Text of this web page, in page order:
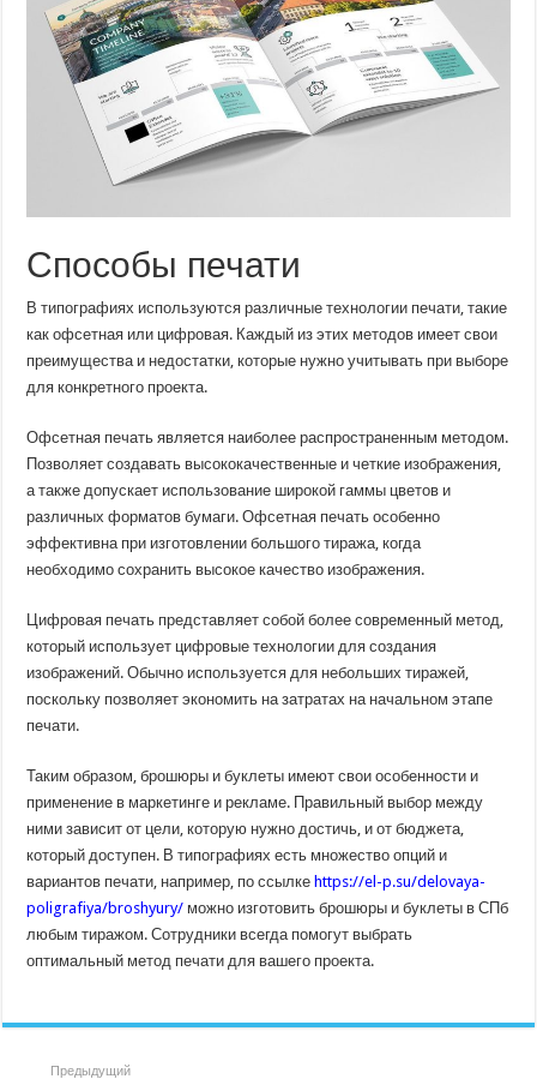
Способы печати
В типографиях используются различные технологии печати, такие
как офсетная или цифровая. Каждый из этих методов имеет свои
преимущества и недостатки, которые нужно учитывать при выборе
для конкретного проекта.
Офсетная печать является наиболее распространенным методом.
Позволяет создавать высококачественные и четкие изображения,
а также допускает использование широкой гаммы цветов и
различных форматов бумаги. Офсетная печать особенно
эффективна при изготовлении большого тиража, когда
необходимо сохранить высокое качество изображения.
Цифровая печать представляет собой более современный метод,
который использует цифровые технологии для создания
изображений. Обычно используется для небольших тиражей,
поскольку позволяет экономить на затратах на начальном этапе
печати.
Таким образом, брошюры и буклеты имеют свои особенности и
применение в маркетинге и рекламе. Правильный выбор между
ними зависит от цели, которую нужно достичь, и от бюджета,
который доступен. В типографиях есть множество опций и
вариантов печати, например, по ссылке https://el-p.su/delovaya-
poligrafiya/broshyury/ можно изготовить брошюры и буклеты в СПб
любым тиражом. Сотрудники всегда помогут выбрать
оптимальный метод печати для вашего проекта.
Предыдущий